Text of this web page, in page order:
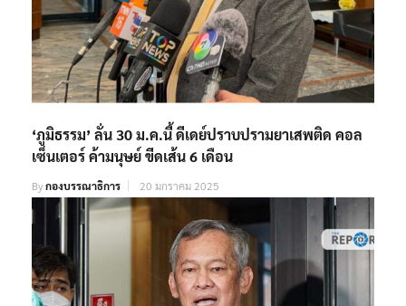
‘ภูมิธรรม’ ลั่น 30 ม.ค.นี้ ดีเดย์ปราบปรามยาเสพติด คอล
เซ็นเตอร์ ค้ามนุษย์ ขีดเส้น 6 เดือน
Byกองบรรณาธิการ 20 มกราคม 2025